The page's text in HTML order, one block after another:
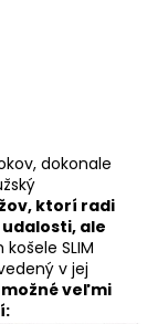
dokonale
ktorí radi
ale
košele SLIM
v jej
možné veľmi